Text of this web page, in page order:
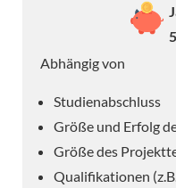
Abhängig von
Studienabschluss
Größe und Erfolg
Größe des
Qualifikationen